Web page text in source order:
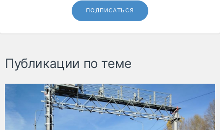
ПОДПИСАТЬСЯ
Публикации по теме